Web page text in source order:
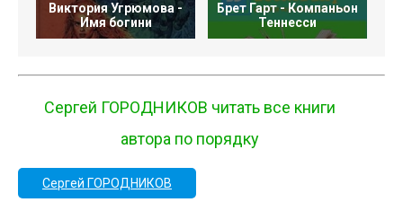
Виктория Угрюмова -
Имя богини
Брет Гарт - Компаньон
Теннесси
Сергей ГОРОДНИКОВ читать все книги
автора по порядку
Сергей ГОРОДНИКОВ